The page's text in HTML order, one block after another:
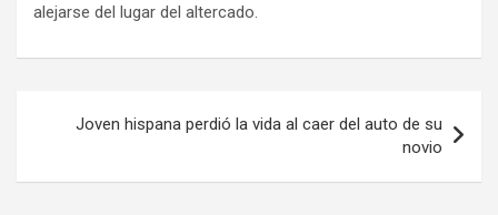
alejarse del lugar del altercado.
entradas
Joven hispana perdió la vida al caer del auto de su
novio